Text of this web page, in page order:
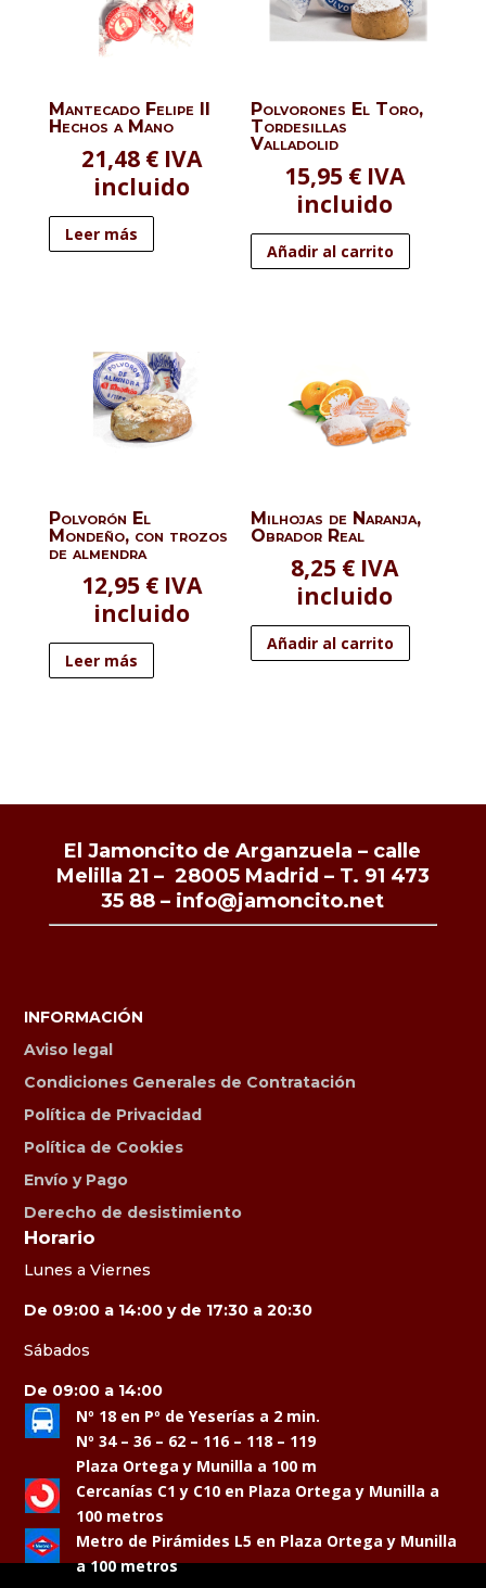
Mantecado Felipe II
Hechos a Mano
21,48 € IVA
incluido
Leer más
Polvorones El Toro,
Tordesillas
Valladolid
15,95 € IVA
incluido
Añadir al carrito
Polvorón El
Mondeño, con trozos
de almendra
12,95 € IVA
incluido
Leer más
Milhojas de Naranja,
Obrador Real
8,25 € IVA
incluido
Añadir al carrito
El Jamoncito de Arganzuela – calle
Melilla 21 – 28005 Madrid – T. 91 473
35 88 – info@jamoncito.net
INFORMACIÓN
Aviso legal
Condiciones Generales de Contratación
Política de Privacidad
Política de Cookies
Envío y Pago
Derecho de desistimiento
Horario
Lunes a Viernes
De 09:00 a 14:00 y de 17:30 a 20:30
Sábados
De 09:00 a 14:00
Nº 18 en Pº de Yeserías a 2 min.
Nº 34 – 36 – 62 – 116 – 118 – 119
Plaza Ortega y Munilla a 100 m
Cercanías C1 y C10 en Plaza Ortega y Munilla a
100 metros
Metro de Pirámides L5 en Plaza Ortega y Munilla
a 100 metros